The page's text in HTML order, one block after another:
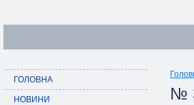
ГОЛОВНА
НОВИНИ №